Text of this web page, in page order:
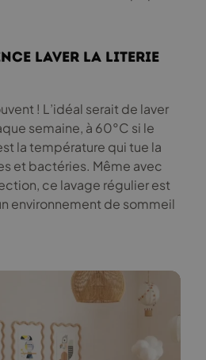
laver la literie
! L’idéal serait de laver
semaine, à 60°C si le
la température qui tue la
et bactéries. Même avec
ce lavage régulier est
environnement de sommeil